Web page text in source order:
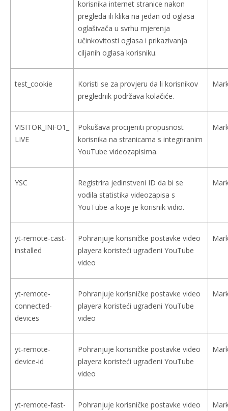
korisnika internet stranice nakon
pregleda ili klika na jedan od oglasa
oglašivača u svrhu mjerenja
učinkovitosti oglasa i prikazivanja
ciljanih oglasa korisniku.
test_cookie
Koristi se za provjeru da li korisnikov
preglednik podržava kolačiće.
VISITOR_INFO1_
LIVE
Pokušava procijeniti propusnost
korisnika na stranicama s integriranim
YouTube videozapisima.
YSC
Registrira jedinstveni ID da bi se
vodila statistika videozapisa s
YouTube-a koje je korisnik vidio.
yt-remote-cast-
installed
Pohranjuje korisničke postavke video
playera koristeći ugrađeni YouTube
video
yt-remote-
connected-
devices
Pohranjuje korisničke postavke video
playera koristeći ugrađeni YouTube
video
yt-remote-
device-id
Pohranjuje korisničke postavke video
playera koristeći ugrađeni YouTube
video
yt-remote-fast-
Pohranjuje korisničke postavke video